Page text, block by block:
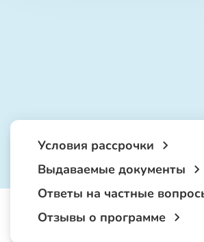
Условия рассрочки
Выдаваемые документы
Ответы на частные
Отзывы о программе